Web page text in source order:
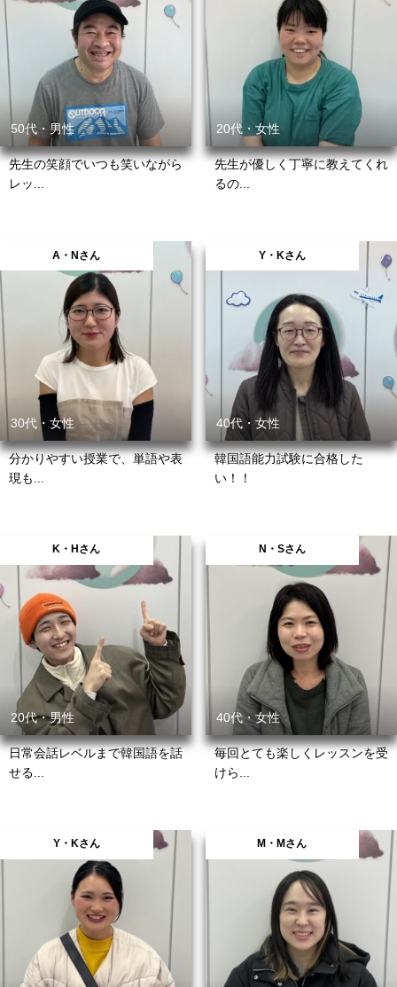
50代・男性
先生の笑顔でいつも笑いながら
レッ...
20代・女性
先生が優しく丁寧に教えてくれ
るの...
A・Nさん
30代・女性
分かりやすい授業で、単語や表
現も...
Y・Kさん
40代・女性
韓国語能力試験に合格した
い！！
K・Hさん
20代・男性
日常会話レベルまで韓国語を話
せる...
N・Sさん
40代・女性
毎回とても楽しくレッスンを受
けら...
Y・Kさん M・Mさん